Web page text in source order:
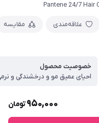
Pantene 24/7 Hair
علاقه‌مندی مقایسه
خصوصیت محصول
احیای عمیق مو و درخشندگی و
950,000تومان